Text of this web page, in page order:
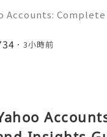
Accounts:
Individuals,
us
3小時前